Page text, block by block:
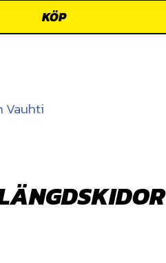
KÖP
Vauhti